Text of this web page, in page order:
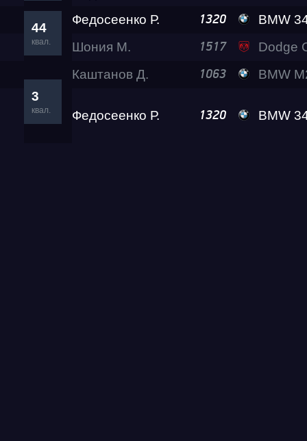
44
квал.
Федосеенко Р. 1320
BMW 340
Шония М.
1517 Dodge Challenger
3
квал.
Каштанов Д. 1063 BMW
Федосеенко Р. 1320 BMW 340